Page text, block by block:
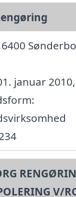
januar 2010,
V/